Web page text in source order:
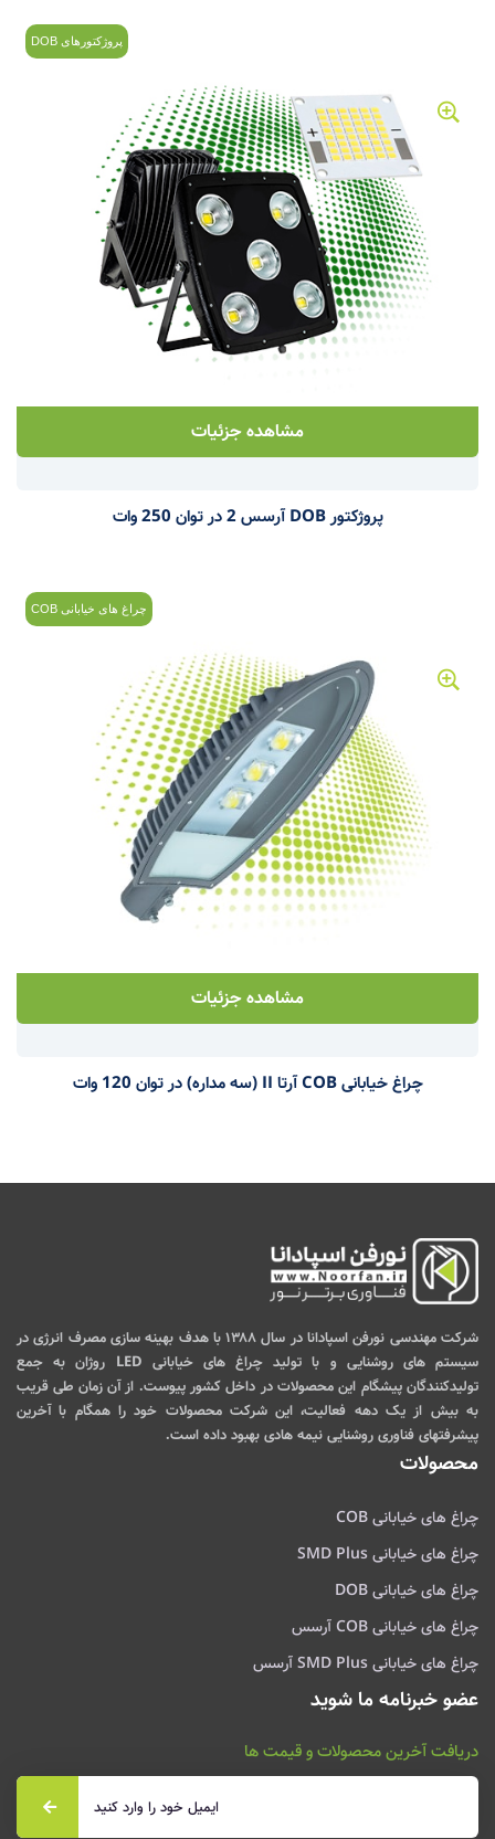
پروژکتورهای DOB
مشاهده جزئیات
پروژکتور DOB آرسس 2 در توان 250 وات
چراغ های خیابانی COB
مشاهده جزئیات
چراغ خیابانی COB آرتا II (سه مداره) در توان 120 وات
شرکت مهندسی نورفن اسپادانا در سال ۱۳۸۸ با هدف بهینه سازی مصرف انرژی در
سیستم های روشنایی و با تولید چراغ های خیابانی LED روژان به جمع
تولیدکنندگان پیشگام این محصولات در داخل کشور پیوست. از آن زمان طی قریب
به بیش از یک دهه فعالیت، این شرکت محصولات خود را همگام با آخرین
پیشرفتهای فناوری روشنایی نیمه هادی بهبود داده است.
محصولات
چراغ های خیابانی COB
چراغ های خیابانی SMD Plus
چراغ های خیابانی DOB
چراغ های خیابانی COB آرسس
چراغ های خیابانی SMD Plus آرسس
عضو خبرنامه ما شوید
دریافت آخرین محصولات و قیمت ها